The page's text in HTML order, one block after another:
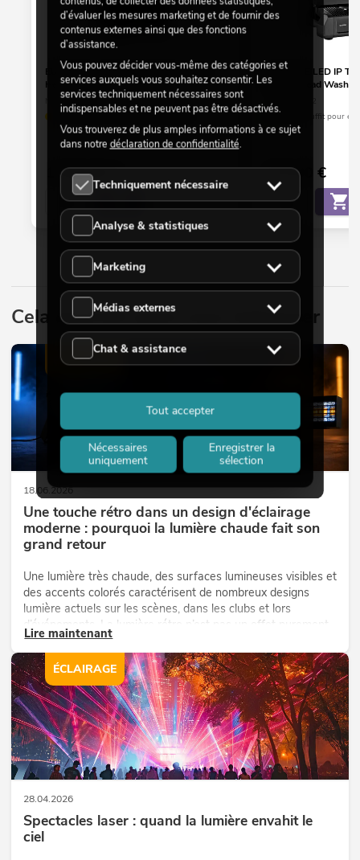
EUROLITE LED IP TMH-B250 Moving
Head Beam
No. 51782205
seuls quelques exemplaires disponibles
1.099,00€
EUROLITE LED IP
Moving Head Wash
No. 51785932
Le stock suffit pour
779,00 €
Cela pourrait aussi vous intéresser
18.06.2026
Une touche rétro dans un design d'éclairage
moderne : pourquoi la lumière chaude fait son
grand retour
Une lumière très chaude, des surfaces lumineuses visibles et
des accents colorés caractérisent de nombreux designs
lumière actuels sur les scènes, dans les clubs et lors
d’événements. La lumière rétro n’est pas un effet purement
nostalgique, mais un outil de conception utilisé de manière
ciblée : elle crée une atmosphère, donne du caractère aux
scènes et peut rendre les configurations LED techniques
plus émotionnelles.
Lire maintenant
ÉCLAIRAGE
28.04.2026
Spectacles laser : quand la lumière envahit le
ciel
ÉCLAIRAGE
d’évaluer les mesures marketing et de fournir des
contenus externes ainsi que des fonctions
d’assistance.
Vous pouvez décider vous-même des catégories et
services auxquels vous souhaitez consentir. Les
services techniquement nécessaires sont
indispensables et ne peuvent pas être désactivés.
Vous trouverez de plus amples informations à ce sujet
dans notre déclaration de confidentialité.
Techniquement nécessaire
Analyse & statistiques
Marketing
Médias externes
Chat & assistance
Nécessaires
uniquement
Enregistrer la
sélection
Tout accepter